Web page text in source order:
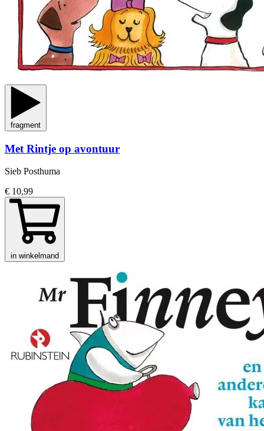
fragment
Met Rintje op avontuur
Sieb Posthuma
€ 10,99
in winkelmand